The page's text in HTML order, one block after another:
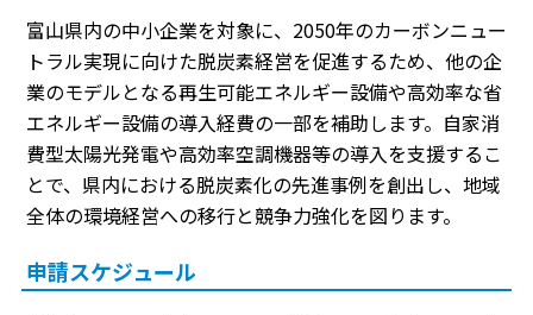
富山県内の中小企業を対象に、2050年のカーボンニュー
トラル実現に向けた脱炭素経営を促進するため、他の企
業のモデルとなる再生可能エネルギー設備や高効率な省
エネルギー設備の導入経費の一部を補助します。自家消
費型太陽光発電や高効率空調機器等の導入を支援するこ
とで、県内における脱炭素化の先進事例を創出し、地域
全体の環境経営への移行と競争力強化を図ります。
申請スケジュール